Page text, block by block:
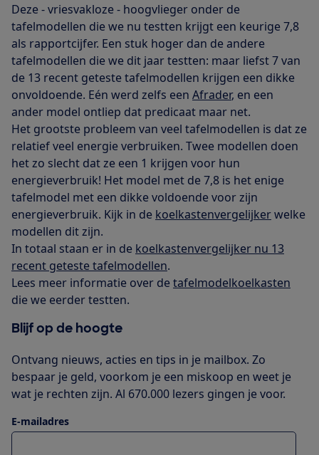
Deze - vriesvakloze - hoogvlieger onder de
tafelmodellen die we nu testten krijgt een keurige 7,8
als rapportcijfer. Een stuk hoger dan de andere
tafelmodellen die we dit jaar testten: maar liefst 7 van
de 13 recent geteste tafelmodellen krijgen een dikke
onvoldoende. Eén werd zelfs een Afrader, en een
ander model ontliep dat predicaat maar net.
Het grootste probleem van veel tafelmodellen is dat ze
relatief veel energie verbruiken. Twee modellen doen
het zo slecht dat ze een 1 krijgen voor hun
energieverbruik! Het model met de 7,8 is het enige
tafelmodel met een dikke voldoende voor zijn
energieverbruik. Kijk in de koelkastenvergelijkerwelke
modellen dit zijn.
In totaal staan er in de koelkastenvergelijker nu 13
recent geteste tafelmodellen.
Lees meer informatie over detafelmodelkoelkasten
die we eerder testten.
Blijf op de hoogte
Ontvang nieuws, acties en tips in je mailbox. Zo
bespaar je geld, voorkom je een miskoop en weet je
wat je rechten zijn. Al 670.000 lezers gingen je voor.
E-mailadres